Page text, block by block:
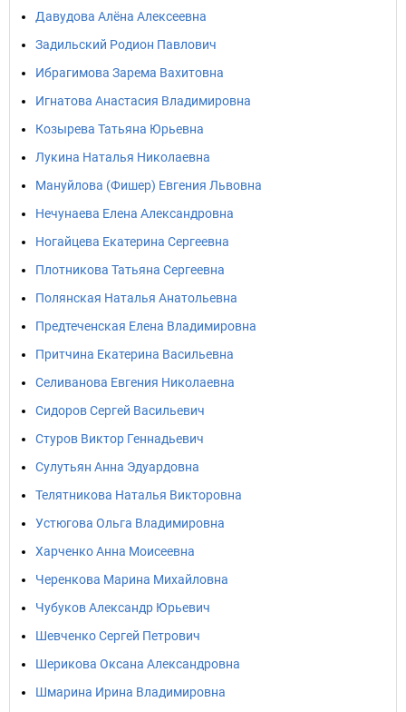
Давудова Алёна Алексеевна
Задильский Родион Павлович
Ибрагимова Зарема Вахитовна
Игнатова Анастасия Владимировна
Козырева Татьяна Юрьевна
Лукина Наталья Николаевна
Мануйлова (Фишер) Евгения Львовна
Нечунаева Елена Александровна
Ногайцева Екатерина Сергеевна
Плотникова Татьяна Сергеевна
Полянская Наталья Анатольевна
Предтеченская Елена Владимировна
Притчина Екатерина Васильевна
Селиванова Евгения Николаевна
Сидоров Сергей Васильевич
Стуров Виктор Геннадьевич
Сулутьян Анна Эдуардовна
Телятникова Наталья Викторовна
Устюгова Ольга Владимировна
Харченко Анна Моисеевна
Черенкова Марина Михайловна
Чубуков Александр Юрьевич
Шевченко Сергей Петрович
Шерикова Оксана Александровна
Шмарина Ирина Владимировна